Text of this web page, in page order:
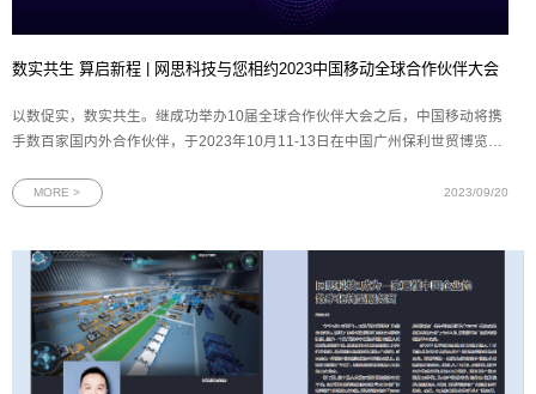
数实共生 算启新程 | 网思科技与您相约2023中国移动全球合作伙伴大会
以数促实，数实共生。继成功举办10届全球合作伙伴大会之后，中国移动将携
手数百家国内外合作伙伴，于2023年10月11-13日在中国广州保利世贸博览馆
科技再次应邀参与中国移动这场规格最高、覆盖面最广的年度盛会。届时，网
MORE > 2023/09/20